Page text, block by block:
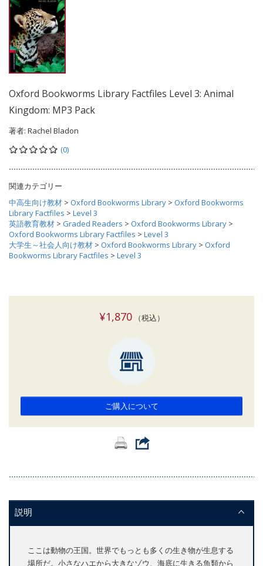
Oxford Bookworms Library Factfiles Level 3: Animal
Kingdom: MP3 Pack
著者: Rachel Bladon
(0)
関連カテゴリー
中高生向け教材 > Oxford Bookworms Library > Oxford Bookworms
Library Factfiles > Level 3
英語教育教材 > Graded Readers > Oxford Bookworms Library >
Oxford Bookworms Library Factfiles > Level 3
大学生～社会人向け教材 > Oxford Bookworms Library > Oxford
Bookworms Library Factfiles > Level 3
¥1,870（税込）
ご購入について
説明
ここは動物の王国。世界でもっとも多くの生き物が生息する
場所だ。小さなハエから大きなゾウ、海底に生きる魚類から